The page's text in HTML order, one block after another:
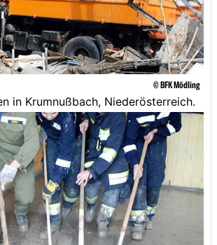
© BFK Mödling
in Krumnußbach, Niederösterreich.